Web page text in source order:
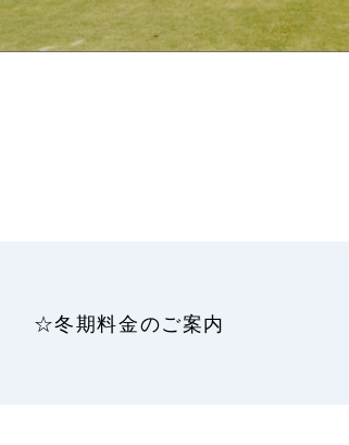
☆冬期料金のご案内